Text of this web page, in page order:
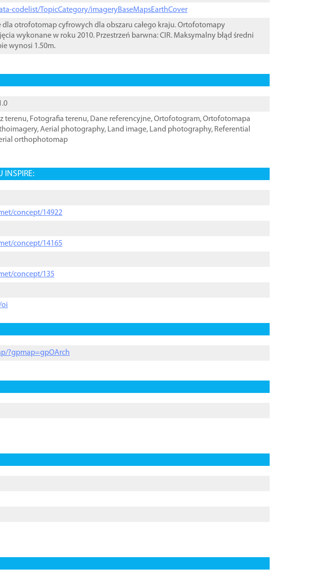
codelist/TopicCategory/imageryBaseMapsEarthCover
otrofotomap cyfrowych dla obszaru całego kraju. Ortofotomapy
wykonane w roku 2010. Przestrzeń barwna: CIR. Maksymalny błąd średni
wynosi 1.50m.
terenu, Fotografia terenu, Dane referencyjne,Ortofotogram,Ortofotomapa
,Aerial photography, Land image, Land photography, Referential
orthophotomap
INSPIRE:
concept/14922
concept/14165
concept/135
oi
?gpmap=gpOArch